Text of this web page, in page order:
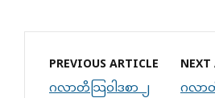
PREVIOUS ARTICLE
ဂလာတိသြဝါဒစာ ၂ ဂလာ